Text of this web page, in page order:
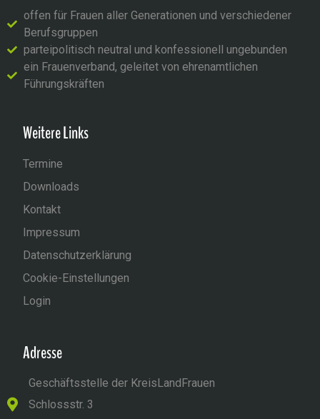
offen für Frauen aller Generationen und verschiedener
Berufsgruppen
parteipolitisch neutral und konfessionell ungebunden
ein Frauenverband, geleitet von ehrenamtlichen
Führungskräften
Weitere Links
Termine
Downloads
Kontakt
Impressum
Datenschutzerklärung
Cookie-Einstellungen
Login
Adresse
Geschäftsstelle der KreisLandFrauen
Schlossstr. 3